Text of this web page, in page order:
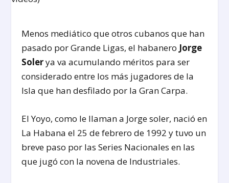
Menos mediático que otros cubanos que han
pasado por Grande Ligas, el habanero Jorge
Solerya va acumulando méritos para ser
considerado entre los más jugadores de la
Isla que han desfilado por la Gran Carpa.
El Yoyo, como le llaman a Jorge soler, nació en
La Habana el 25 de febrero de 1992 y tuvo un
breve paso por las Series Nacionales en las
que jugó con la novena de Industriales.